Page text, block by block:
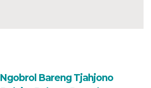
Bareng Tjahjono